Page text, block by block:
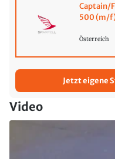
Captain/
500 (m/
Österreich
Jetzt eigene
Video